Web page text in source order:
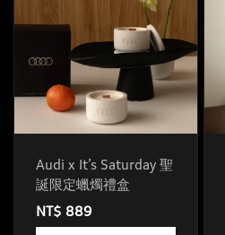
Audi x It’s Saturday 聖
誕限定蠟燭禮盒
NT$ 889